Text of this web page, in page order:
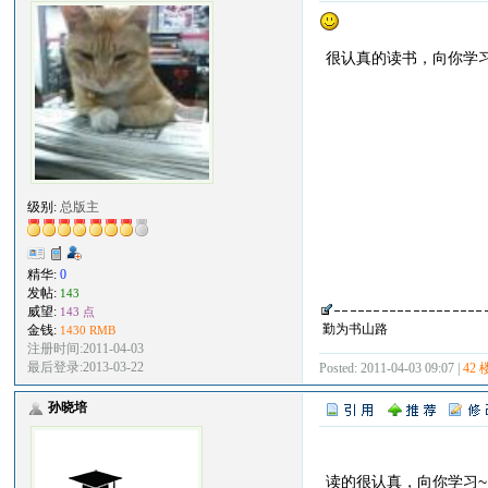
级别: 总版主
精华:0
发帖: 143
威望: 143 点
金钱: 1430 RMB
注册时间:2011-04-03
最后登录:2013-03-22
很认真的读书，向你学
勤为书山路
Posted: 2011-04-03 09:07 |42
孙晓培
读的很认真，向你学习~